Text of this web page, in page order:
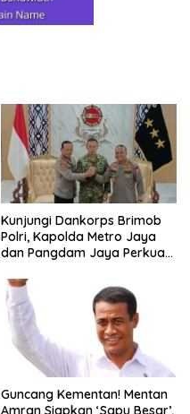
Kunjungi Dankorps Brimob
Polri, Kapolda Metro Jaya
dan Pangdam Jaya Perkuat
Guncang Kementan! Mentan
Amran Siapkan ‘Sapu Besar’,